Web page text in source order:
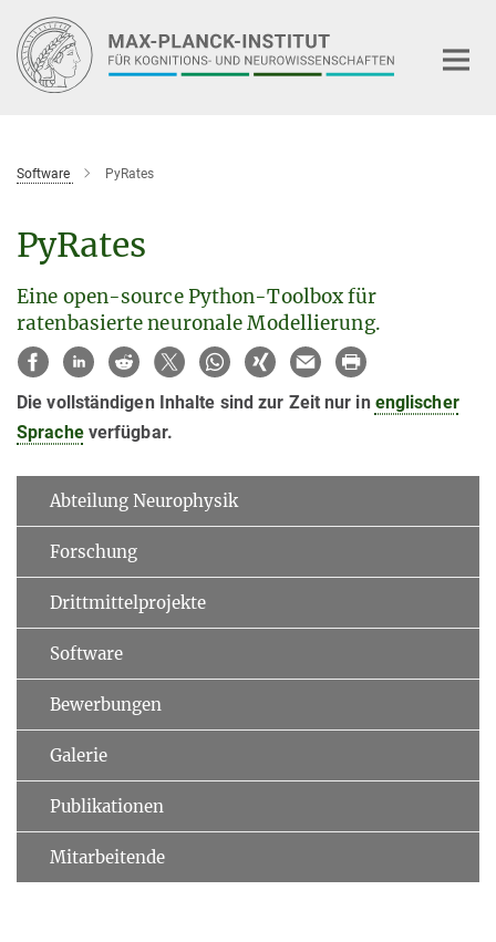
Hauptinhalt
Software PyRates
PyRates
Eine open-source Python-Toolbox für
ratenbasierte neuronale Modellierung.
Die vollständigen Inhalte sind zur Zeit nur in englischer
Spracheverfügbar.
Abteilung Neurophysik
Forschung
Drittmittelprojekte
Software
Bewerbungen
Galerie
Publikationen
Mitarbeitende